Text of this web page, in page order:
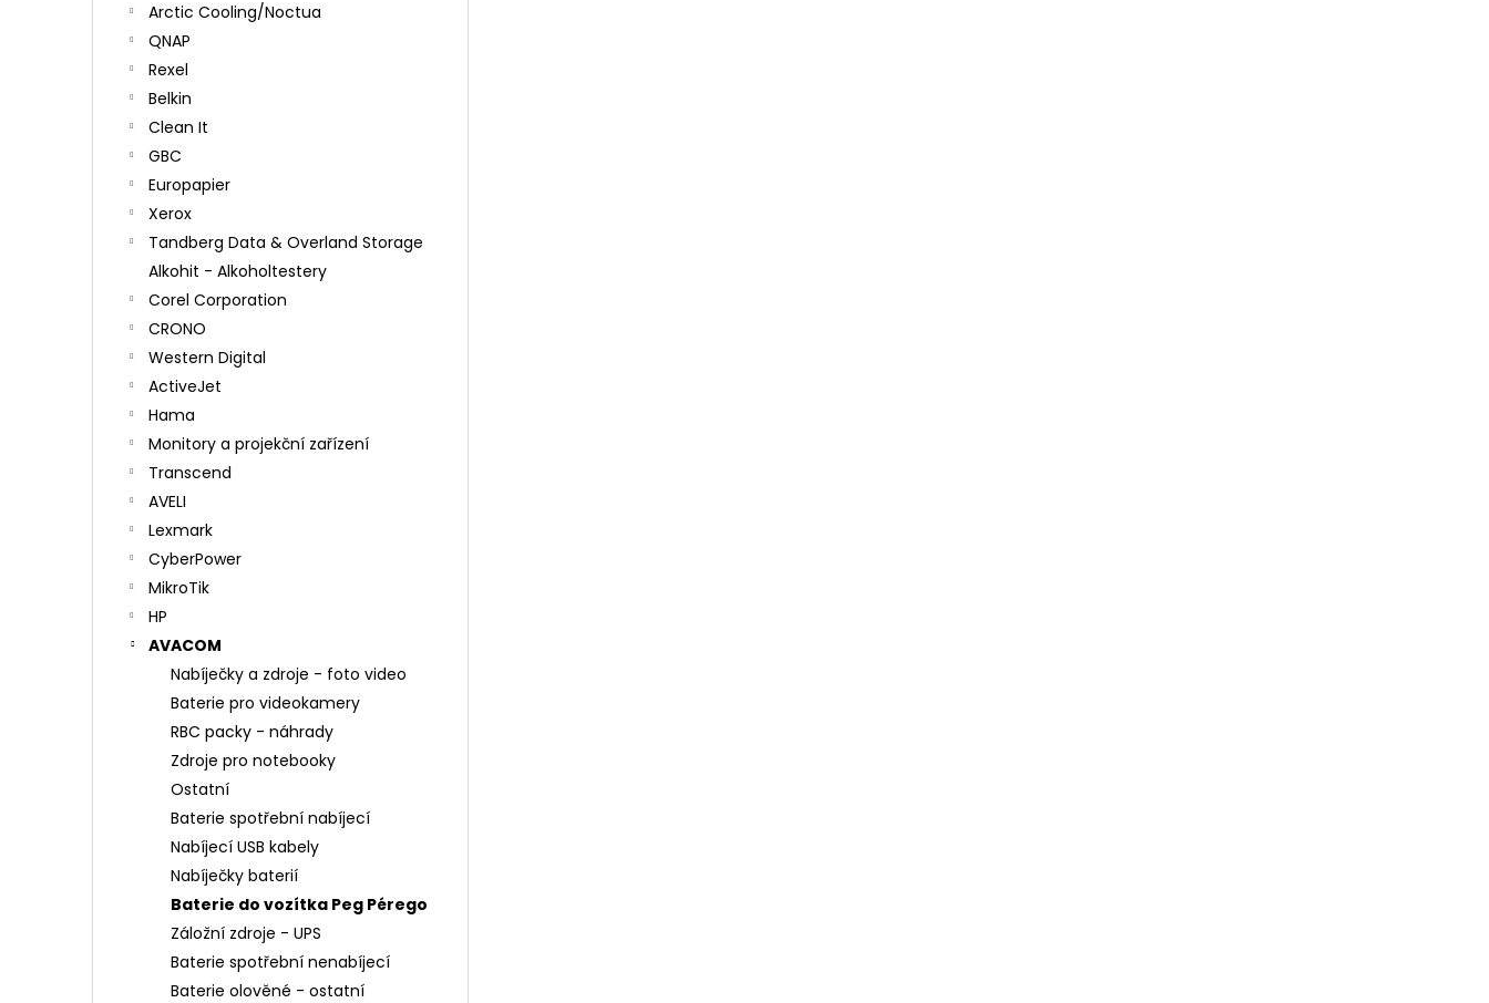
Arctic Cooling/Noctua
QNAP
Rexel
Belkin
Clean It
GBC
Europapier
Xerox
Tandberg Data & Overland Storage
Alkohit - Alkoholtestery
Corel Corporation
CRONO
Western Digital
ActiveJet
Hama
Monitory a projekční zařízení
Transcend
AVELI
Lexmark
CyberPower
MikroTik
HP
AVACOM
Nabíječky a zdroje - foto video
Baterie pro videokamery
RBC packy - náhrady
Zdroje pro notebooky
Ostatní
Baterie spotřební nabíjecí
Nabíjecí USB kabely
Nabíječky baterií
Baterie do vozítka Peg Pérego
Záložní zdroje - UPS
Baterie spotřební nenabíjecí
Baterie olověné - ostatní